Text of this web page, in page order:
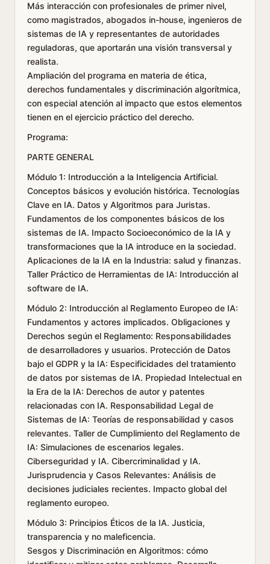
Más interacción con profesionales de primer nivel,
como magistrados, abogados in-house, ingenieros de
sistemas de IA y representantes de autoridades
reguladoras, que aportarán una visión transversal y
realista.
Ampliación del programa en materia de ética,
derechos fundamentales y discriminación algorítmica,
con especial atención al impacto que estos elementos
tienen en el ejercicio práctico del derecho.
Programa:
PARTE GENERAL
Módulo 1: Introducción a la Inteligencia Artificial.
Conceptos básicos y evolución histórica. Tecnologías
Clave en IA. Datos y Algoritmos para Juristas.
Fundamentos de los componentes básicos de los
sistemas de IA. Impacto Socioeconómico de la IA y
transformaciones que la IA introduce en la sociedad.
Aplicaciones de la IA en la Industria: salud y finanzas.
Taller Práctico de Herramientas de IA: Introducción al
software de IA.
Módulo 2: Introducción al Reglamento Europeo de IA:
Fundamentos y actores implicados. Obligaciones y
Derechos según el Reglamento: Responsabilidades
de desarrolladores y usuarios. Protección de Datos
bajo el GDPR y la IA: Especificidades del tratamiento
de datos por sistemas de IA. Propiedad Intelectual en
la Era de la IA: Derechos de autor y patentes
relacionadas con IA. Responsabilidad Legal de
Sistemas de IA: Teorías de responsabilidad y casos
relevantes. Taller de Cumplimiento del Reglamento de
IA: Simulaciones de escenarios legales.
Ciberseguridad y IA. Cibercriminalidad y IA.
Jurisprudencia y Casos Relevantes: Análisis de
decisiones judiciales recientes. Impacto global del
reglamento europeo.
Módulo 3: Principios Éticos de la IA. Justicia,
transparencia y no maleficencia.
Sesgos y Discriminación en Algoritmos: cómo